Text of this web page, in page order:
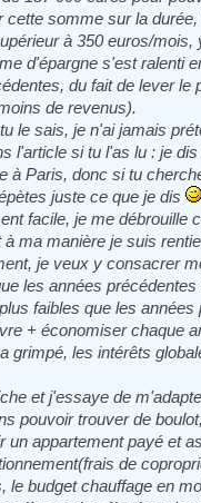
cette somme sur la
à 350 euros/mois,
d'épargne s'est ralenti
du fait de lever le
de revenus).
le sais, je n'ai jamais
l'article si tu l'as lu : je
à Paris, donc si tu
juste ce que je dis
facile, je me débrouille
ma manière je suis
je veux y consacrer
les années
faibles que les années
+ économiser chaque
grimpé, les intérêts
et j'essaye de
pouvoir trouver de
un appartement payé et
de
le budget chauffage en